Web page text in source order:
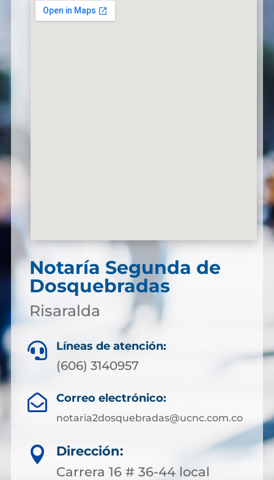
Notaría Segunda de
Dosquebradas
Risaralda
 Líneas de atención:
(606) 3140957
 Correo electrónico:
notaria2dosquebradas@ucnc.com.co

Dirección:
Carrera 16 # 36-44 local